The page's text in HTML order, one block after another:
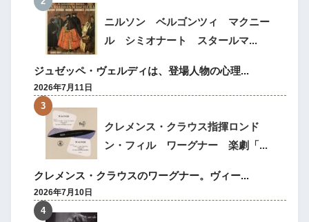
ニルソン ベルゴンツィ マクニー
ル シミオナート スタールマ...
ジュゼッペ・ヴェルディは、登場人物の心理...
2026年7月11日
クレメンス・クラウス指揮ロンド
ン・フィル ワーグナー 楽劇「...
クレメンス・クラウスのワーグナー。ヴィー...
2026年7月10日